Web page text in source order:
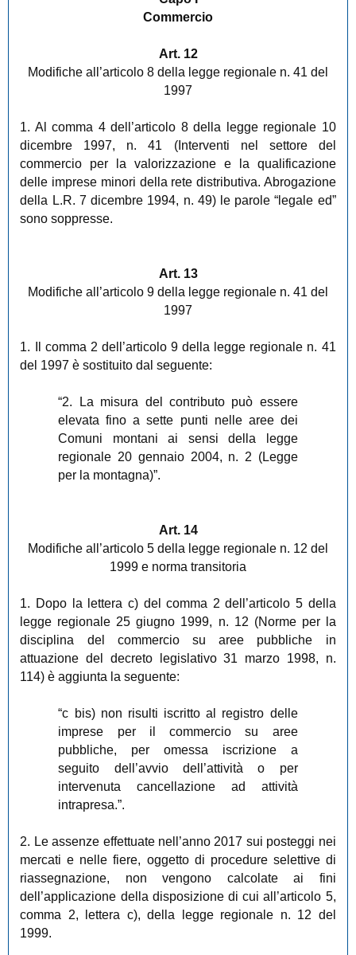
Commercio
Art. 12
Modifiche all’articolo 8 della legge regionale n. 41 del
1997
1. Al comma 4 dell’articolo 8 della legge regionale 10
dicembre 1997, n. 41 (Interventi nel settore del
commercio per la valorizzazione e la qualificazione
delle imprese minori della rete distributiva. Abrogazione
della L.R. 7 dicembre 1994, n. 49) le parole “legale ed”
sono soppresse.
Art. 13
Modifiche all’articolo 9 della legge regionale n. 41 del
1997
1. Il comma 2 dell’articolo 9 della legge regionale n. 41
del 1997 è sostituito dal seguente:
“2. La misura del contributo può essere
elevata fino a sette punti nelle aree dei
Comuni montani ai sensi della legge
regionale 20 gennaio 2004, n. 2 (Legge
per la montagna)”.
Art. 14
Modifiche all’articolo 5 della legge regionale n. 12 del
1999 e norma transitoria
1. Dopo la lettera c) del comma 2 dell’articolo 5 della
legge regionale 25 giugno 1999, n. 12 (Norme per la
disciplina del commercio su aree pubbliche in
attuazione del decreto legislativo 31 marzo 1998, n.
114) è aggiunta la seguente:
“c bis) non risulti iscritto al registro delle
imprese per il commercio su aree
pubbliche, per omessa iscrizione a
seguito dell’avvio dell’attività o per
intervenuta cancellazione ad attività
intrapresa.”.
2. Le assenze effettuate nell’anno 2017 sui posteggi nei
mercati e nelle fiere, oggetto di procedure selettive di
riassegnazione, non vengono calcolate ai fini
dell’applicazione della disposizione di cui all’articolo 5,
comma 2, lettera c), della legge regionale n. 12 del
1999.